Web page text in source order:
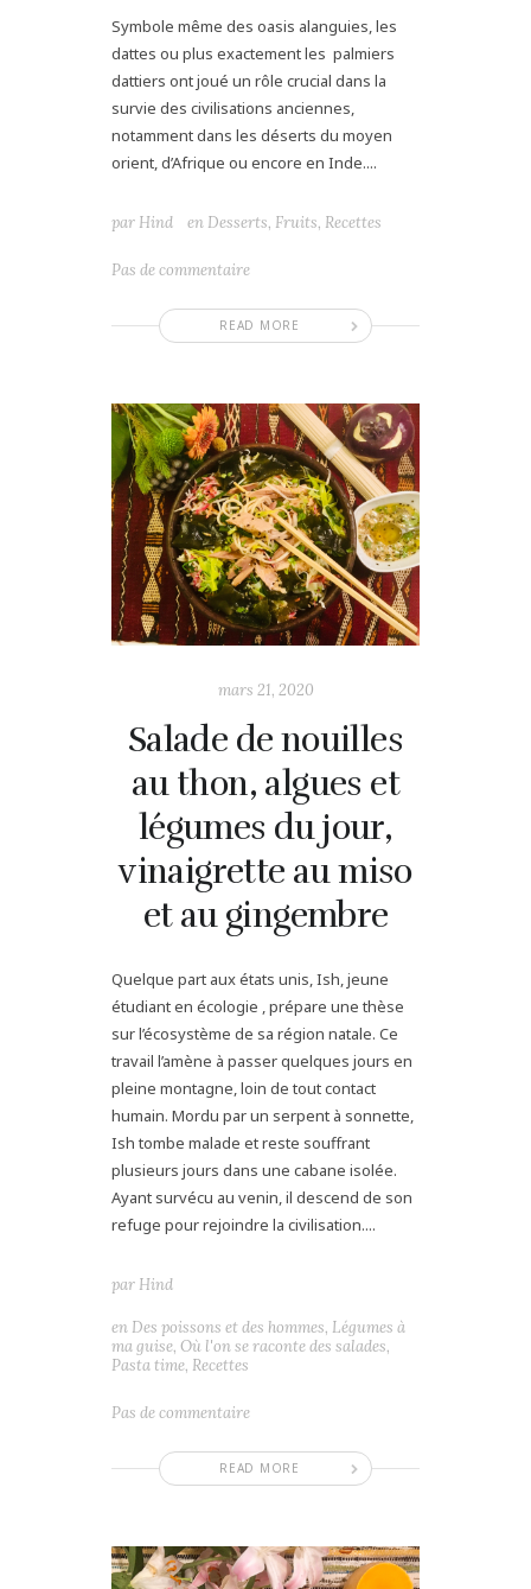
Symbole même des oasis alanguies, les
dattes ou plus exactement les palmiers
dattiers ont joué un rôle crucial dans la
survie des civilisations anciennes,
notamment dans les déserts du moyen
orient, d’Afrique ou encore en Inde....
READ MORE
par Hind en Desserts, Fruits, Recettes
Pas de commentaire
mars 21, 2020
Salade de nouilles
au thon, algues et
légumes du jour,
vinaigrette au miso
et au gingembre
Quelque part aux états unis, Ish, jeune
étudiant en écologie , prépare une thèse
sur l’écosystème de sa région natale. Ce
travail l’amène à passer quelques jours en
pleine montagne, loin de tout contact
humain. Mordu par un serpent à sonnette,
Ish tombe malade et reste souffrant
plusieurs jours dans une cabane isolée.
Ayant survécu au venin, il descend de son
refuge pour rejoindre la civilisation....
READ MORE
par Hind
en Des poissons et des hommes, Légumes à
ma guise, Où l'on se raconte des salades,
Pasta time, Recettes
Pas de commentaire